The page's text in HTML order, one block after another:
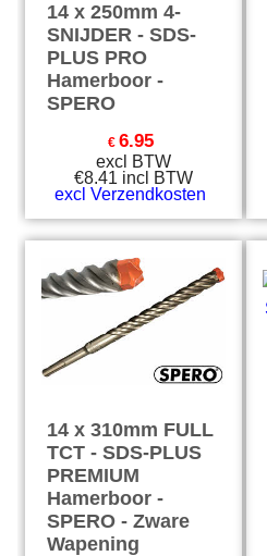
14 x 250mm 4-
SNIJDER - SDS-
PLUS PRO
Hamerboor -
SPERO
€ 6.95
excl BTW
€8.41 incl BTW
excl Verzendkosten
14 x 310mm FULL
TCT - SDS-PLUS
PREMIUM
Hamerboor -
SPERO - Zware
Wapening